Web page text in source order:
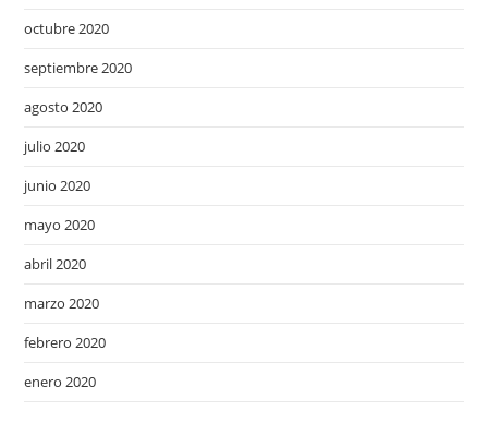
octubre 2020
septiembre 2020
agosto 2020
julio 2020
junio 2020
mayo 2020
abril 2020
marzo 2020
febrero 2020
enero 2020